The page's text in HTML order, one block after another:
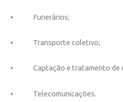
• Funerários;
• Transporte coletivo;
• Captação e tratamento de
• Telecomunicações.